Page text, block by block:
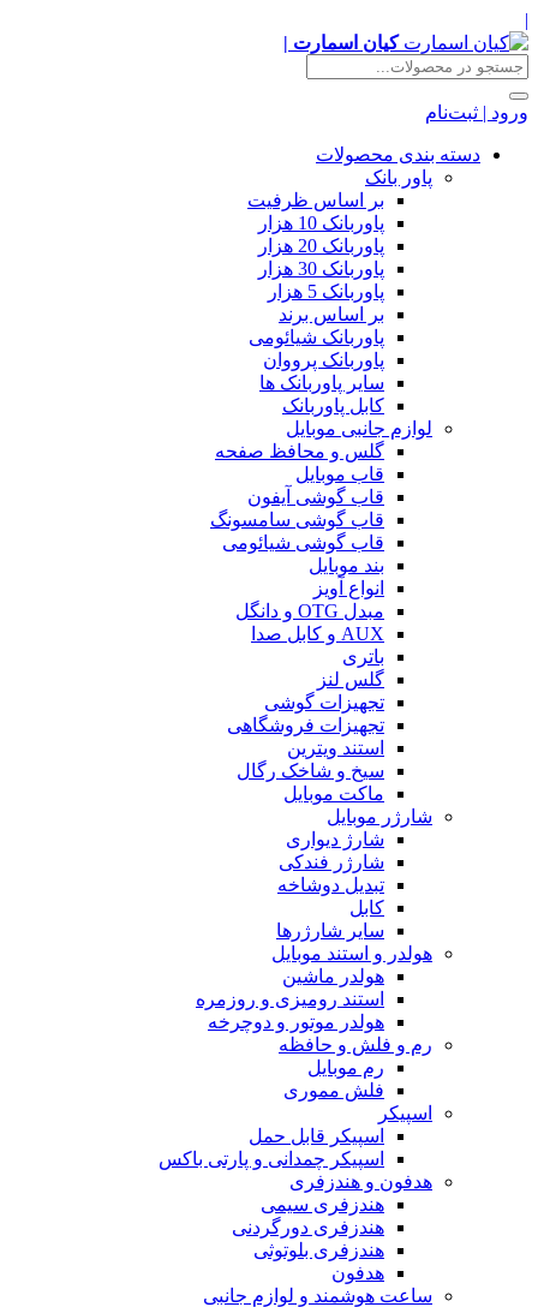
|
کیان اسمارت |
ورود | ثبت‌نام
دسته بندی محصولات
پاور بانک
بر اساس ظرفیت
پاوربانک 10 هزار
پاوربانک 20 هزار
پاوربانک 30 هزار
پاوربانک 5 هزار
بر اساس برند
پاوربانک شیائومی
پاوربانک پرووان
سایر پاوربانک ها
کابل پاوربانک
لوازم جانبی موبایل
گلس و محافظ صفحه
قاب موبایل
قاب گوشی آیفون
قاب گوشی سامسونگ
قاب گوشی شیائومی
بند موبایل
انواع آویز
مبدل OTG و دانگل
AUX و کابل صدا
باتری
گلس لنز
تجهیزات گوشی
تجهیزات فروشگاهی
استند ویترین
سیخ و شاخک رگال
ماکت موبایل
شارژر موبایل
شارژ دیواری
شارژر فندکی
تبدیل دوشاخه
کابل
سایر شارژرها
هولدر و استند موبایل
هولدر ماشین
استند رومیزی و روزمره
هولدر موتور و دوچرخه
رم و فلش و حافظه
رم موبایل
فلش مموری
اسپیکر
اسپیکر قابل حمل
اسپیکر چمدانی و پارتی باکس
هدفون و هندزفری
هندزفری سیمی
هندزفری دورگردنی
هندزفری بلوتوثی
هدفون
ساعت هوشمند و لوازم جانبی